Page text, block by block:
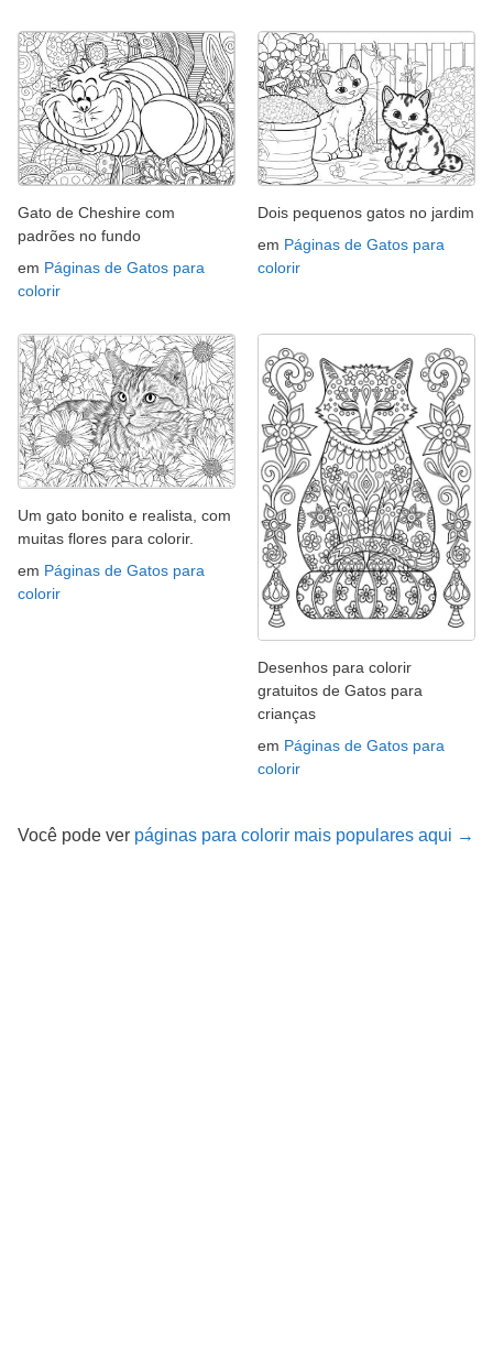
Gato de Cheshire com
padrões no fundo
em Páginas de Gatos para
colorir
Dois pequenos gatos no jardim
em Páginas de Gatos para
colorir
Um gato bonito e realista, com
muitas flores para colorir.
em Páginas de Gatos para
colorir
Desenhos para colorir
gratuitos de Gatos para
crianças
em Páginas de Gatos para
colorir
Você pode ver páginas para colorir mais populares aqui →